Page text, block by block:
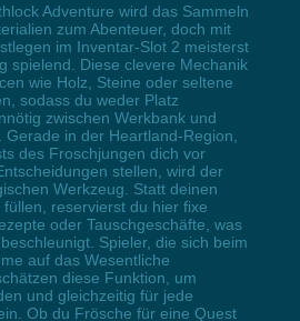
Adventure wird das Sammeln
zum Abenteuer, doch mit
im Inventar-Slot 2 meisterst
spielend. Diese clevere Mechanik
wie Holz, Steine oder seltene
sodass du weder Platz
zwischen Werkbank und
in der Heartland-Region,
des Froschjungen dich vor
stellen, wird der
Werkzeug. Statt deinen
reservierst du hier fixe
oder Tauschgeschäfte, was
Spieler, die sich beim
auf das Wesentliche
diese Funktion, um
und gleichzeitig für jede
Ob du Frösche für eine Quest